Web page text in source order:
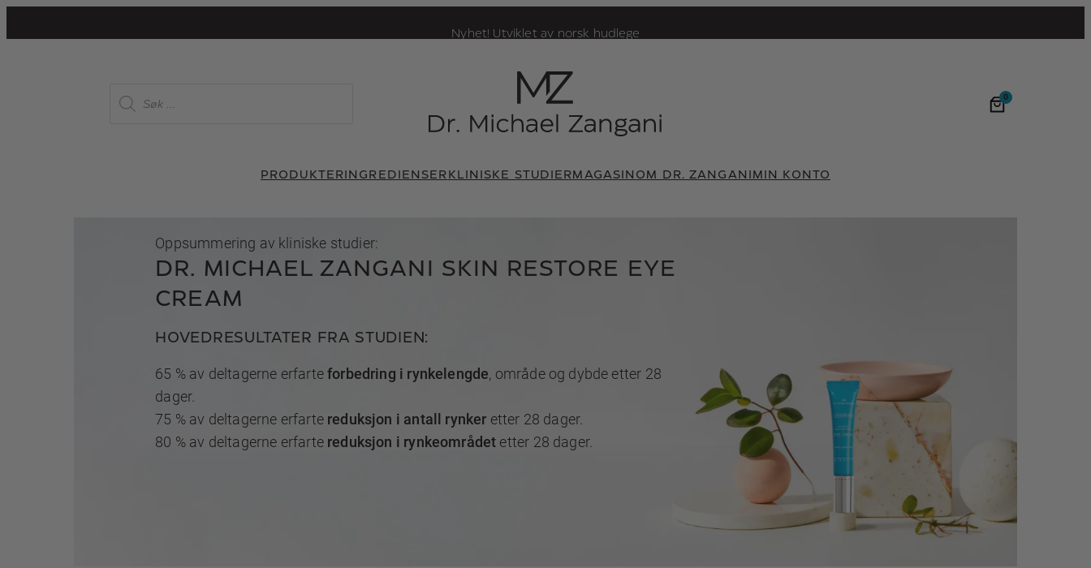
til
Nyhet! Utviklet av norsk hudlege
0
PRODUKTER INGREDIENSER KLINISKE STUDIERMAGASIN OM DR. ZANGANI MIN KONTO
Oppsummering av kliniske studier:
DR. MICHAEL ZANGANI SKIN RESTORE EYE
CREAM
HOVEDRESULTATER FRA STUDIEN:
65 % av deltagerne erfarteforbedring i rynkelengde, område og dybde etter 28
dager.
75 % av deltagerne erfartereduksjon i antall rynker etter 28 dager.
80 % av deltagerne erfarte reduksjon i rynkeområdet etter 28 dager.